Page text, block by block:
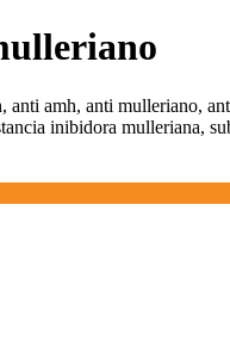
anti amh, anti mulleriano,
inibidora mulleriana,